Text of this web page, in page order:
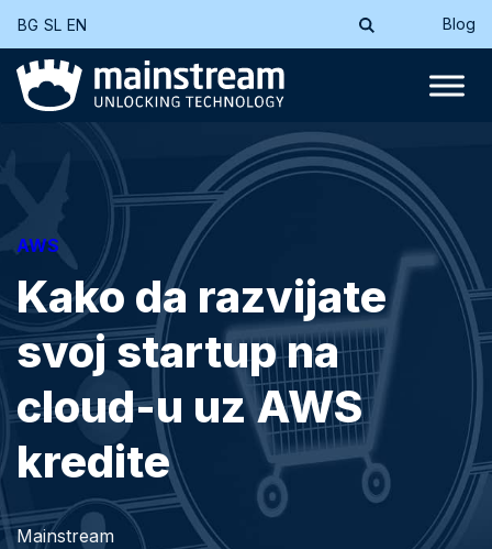
BG SL EN Blog
AWS
Kako da razvijate
svoj startup na
cloud-u uz AWS
kredite
Mainstream